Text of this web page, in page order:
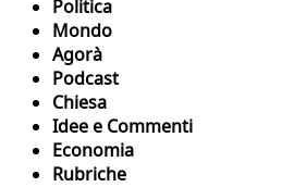
Politica
Mondo
Agorà
Podcast
Chiesa
Idee e Commenti
Economia
Rubriche